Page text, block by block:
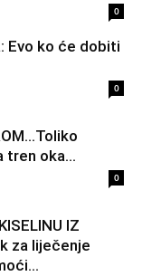
0
Evo ko će dobiti
0
tren oka…
0
IZ
za liječenje